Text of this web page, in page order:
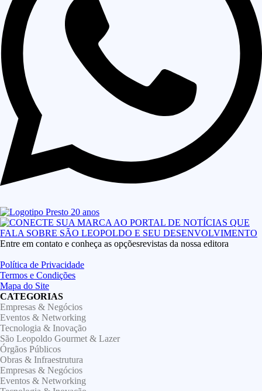
Entre em contato e conheça as opçõesrevistas da nossa editora
Política de Privacidade
Termos e Condições
Mapa do Site
CATEGORIAS
Empresas & Negócios
Eventos & Networking
Tecnologia & Inovação
São Leopoldo Gourmet & Lazer
Órgãos Públicos
Obras & Infraestrutura
Empresas & Negócios
Eventos & Networking